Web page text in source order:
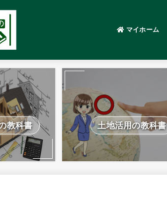
マイホーム
教科書 土地活用の教科書